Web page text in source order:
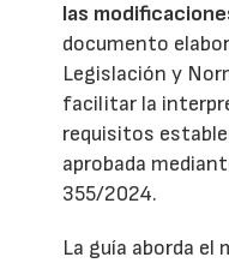
las
documento
Legislación y
facilitar la
requisitos
aprobada
355/2024.
La guía aborda el